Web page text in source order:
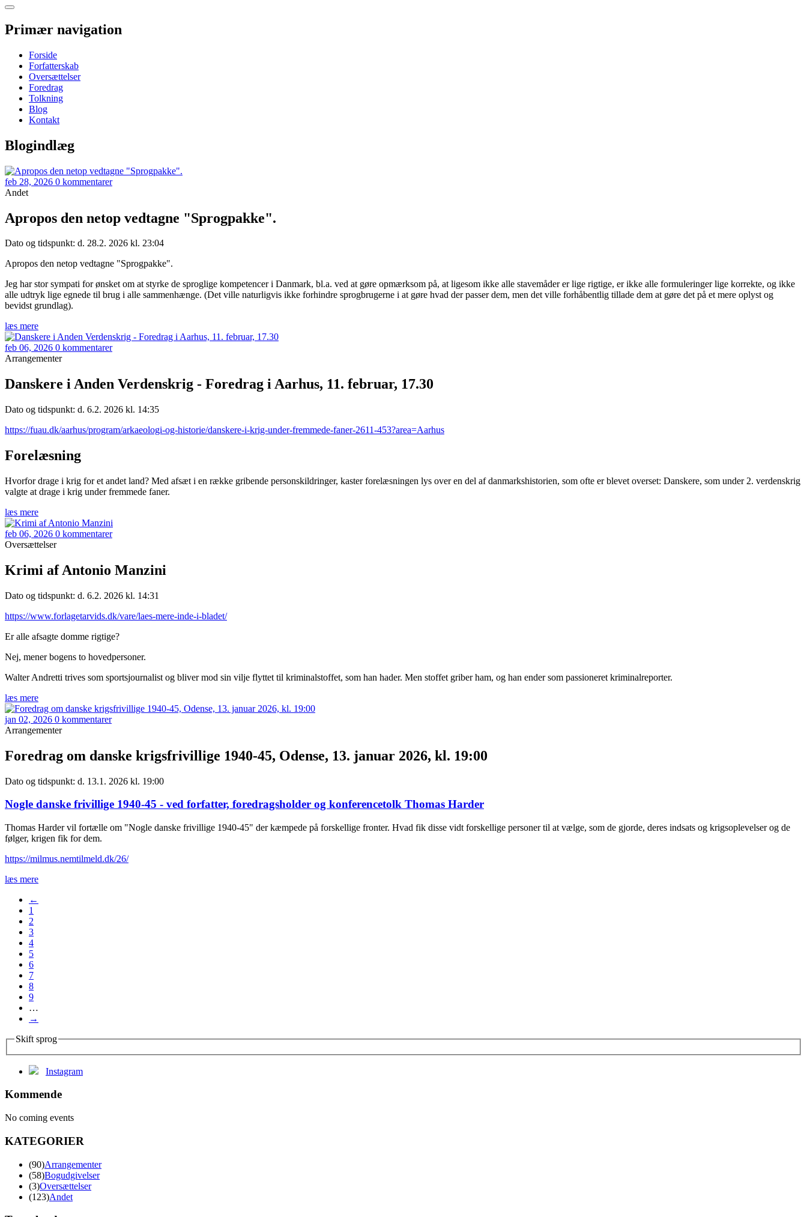
Primær navigation
Forside
Forfatterskab
Oversættelser
Foredrag
Tolkning
Blog
Kontakt
Blogindlæg
feb 28, 2026 0 kommentarer
Andet
Apropos den netop vedtagne "Sprogpakke".
Dato og tidspunkt: d. 28.2. 2026 kl. 23:04
Apropos den netop vedtagne "Sprogpakke".
Jeg har stor sympati for ønsket om at styrke de sproglige kompetencer i Danmark, bl.a. ved at gøre opmærksom på, at ligesom ikke alle stavemåder er lige rigtige, er ikke alle formuleringer lige korrekte, og ikke
alle udtryk lige egnede til brug i alle sammenhænge. (Det ville naturligvis ikke forhindre sprogbrugerne i at gøre hvad der passer dem, men det ville forhåbentlig tillade dem at gøre det på et mere oplyst og
bevidst grundlag).
læs mere
feb 06, 2026 0 kommentarer
Arrangementer
Danskere i Anden Verdenskrig - Foredrag i Aarhus, 11. februar, 17.30
Dato og tidspunkt: d. 6.2. 2026 kl. 14:35
https://fuau.dk/aarhus/program/arkaeologi-og-historie/danskere-i-krig-under-fremmede-faner-2611-453?area=Aarhus
Forelæsning
Hvorfor drage i krig for et andet land? Med afsæt i en række gribende personskildringer, kaster forelæsningen lys over en del af danmarkshistorien, som ofte er blevet overset: Danskere, som under 2. verdenskrig
valgte at drage i krig under fremmede faner.
læs mere
feb 06, 2026 0 kommentarer
Oversættelser
Krimi af Antonio Manzini
Dato og tidspunkt: d. 6.2. 2026 kl. 14:31
https://www.forlagetarvids.dk/vare/laes-mere-inde-i-bladet/
Er alle afsagte domme rigtige?
Nej, mener bogens to hovedpersoner.
Walter Andretti trives som sportsjournalist og bliver mod sin vilje flyttet til kriminalstoffet, som han hader. Men stoffet griber ham, og han ender som passioneret kriminalreporter.
læs mere
jan 02, 2026 0 kommentarer
Arrangementer
Foredrag om danske krigsfrivillige 1940-45, Odense, 13. januar 2026, kl. 19:00
Dato og tidspunkt: d. 13.1. 2026 kl. 19:00
Nogle danske frivillige 1940-45 - ved forfatter, foredragsholder og konferencetolk Thomas Harder
Thomas Harder vil fortælle om "Nogle danske frivillige 1940-45" der kæmpede på forskellige fronter. Hvad fik disse vidt forskellige personer til at vælge, som de gjorde, deres indsats og krigsoplevelser og de
følger, krigen fik for dem.
https://milmus.nemtilmeld.dk/26/
læs mere
←
1
2
3
4
5
6
7
8
9
…
→
Skift sprog
Instagram
Kommende
No coming events
KATEGORIER
(90)Arrangementer
(58)Bogudgivelser
(3)Oversættelser
(123)Andet